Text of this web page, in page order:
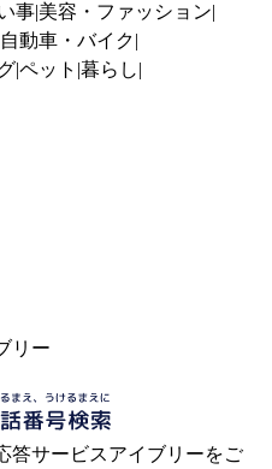
事 美容・ファッション
自動車・バイク
ペット 暮らし
リー
答サービスアイブリーをご